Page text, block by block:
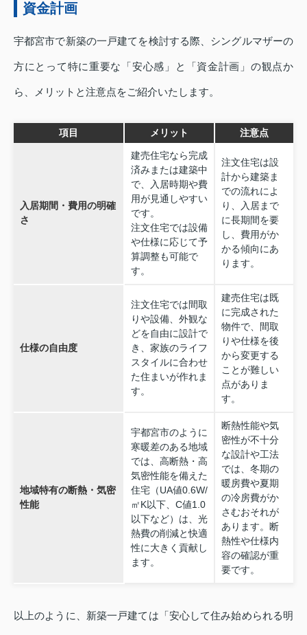
資金計画
宇都宮市で新築の一戸建てを検討する際、シングルマザーの
方にとって特に重要な「安心感」と「資金計画」の観点か
ら、メリットと注意点をご紹介いたします。
項目 メリット 注意点
入居期間・費用の明確
さ
建売住宅なら完成
済みまたは建築中
で、入居時期や費
用が見通しやすい
です。
注文住宅では設備
や仕様に応じて予
算調整も可能で
す。
注文住宅は設
計から建築ま
での流れによ
り、入居まで
に長期間を要
し、費用がか
かる傾向にあ
ります。
仕様の自由度
注文住宅では間取
りや設備、外観な
どを自由に設計で
き、家族のライフ
スタイルに合わせ
た住まいが作れま
す。
建売住宅は既
に完成された
物件で、間取
りや仕様を後
から変更する
ことが難しい
点がありま
す。
地域特有の断熱・気密
性能
宇都宮市のように
寒暖差のある地域
では、高断熱・高
気密性能を備えた
住宅（UA値0.6W/
㎡K以下、C値1.0
以下など）は、光
熱費の削減と快適
性に大きく貢献し
ます。
断熱性能や気
密性が不十分
な設計や工法
では、冬期の
暖房費や夏期
の冷房費がか
さむおそれが
あります。断
熱性や仕様内
容の確認が重
要です。
以上のように、新築一戸建ては「安心して住み始められる明